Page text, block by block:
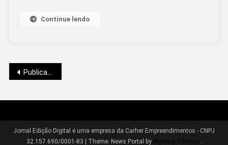
Continue lendo
Navegação
por
Publicações mais antigas
Jornal Edição Digital é uma empresa da Carher Empreendimentos - CNPJ
32.157.690/0001-83 | Theme: News Portal by Mystery Themes .